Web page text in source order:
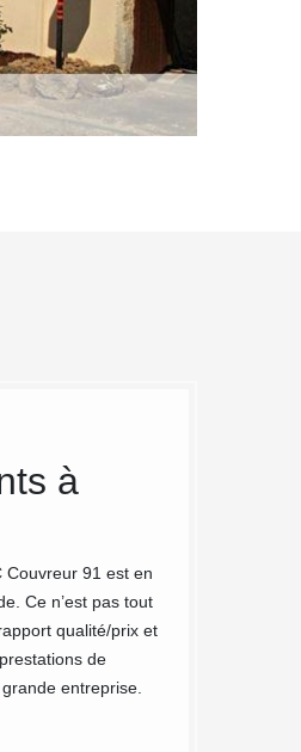
à
Couvreur 91 est en
Ce n’est pas tout
qualité/prix et
de
entreprise.